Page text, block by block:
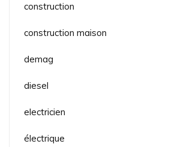
construction
construction maison
demag
diesel
electricien
électrique